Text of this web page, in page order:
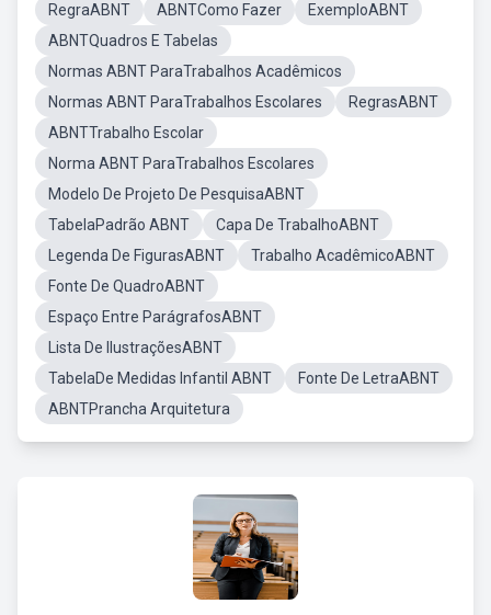
RegraABNT
ABNTComo Fazer
ExemploABNT
ABNTQuadros E Tabelas
Normas ABNT ParaTrabalhos Acadêmicos
Normas ABNT ParaTrabalhos Escolares
RegrasABNT
ABNTTrabalho Escolar
Norma ABNT ParaTrabalhos Escolares
Modelo De Projeto De PesquisaABNT
TabelaPadrão ABNT
Capa De TrabalhoABNT
Legenda De FigurasABNT
Trabalho AcadêmicoABNT
Fonte De QuadroABNT
Espaço Entre ParágrafosABNT
Lista De IlustraçõesABNT
TabelaDe Medidas Infantil ABNT
Fonte De LetraABNT
ABNTPrancha Arquitetura